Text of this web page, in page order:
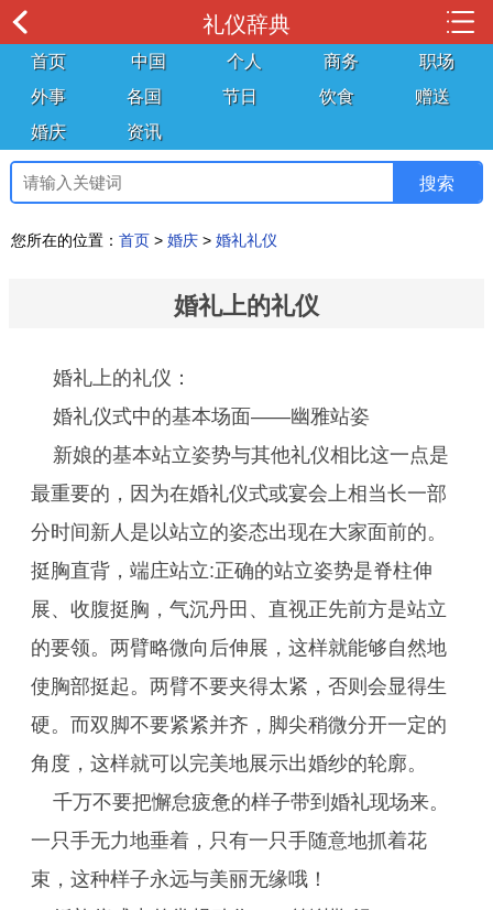
礼仪辞典
首页 中国 个人 商务
职场
外事
各国 节日 饮食
赠送
婚庆
资讯
您所在的位置： 首页 > 婚庆 > 婚礼礼仪
婚礼上的礼仪
婚礼上的礼仪：
婚礼仪式中的基本场面——幽雅站姿
新娘的基本站立姿势与其他礼仪相比这一点是
最重要的，因为在婚礼仪式或宴会上相当长一部
分时间新人是以站立的姿态出现在大家面前的。
挺胸直背，端庄站立:正确的站立姿势是脊柱伸
展、收腹挺胸，气沉丹田、直视正先前方是站立
的要领。两臂略微向后伸展，这样就能够自然地
使胸部挺起。两臂不要夹得太紧，否则会显得生
硬。而双脚不要紧紧并齐，脚尖稍微分开一定的
角度，这样就可以完美地展示出婚纱的轮廓。
千万不要把懈怠疲惫的样子带到婚礼现场来。
一只手无力地垂着，只有一只手随意地抓着花
束，这种样子永远与美丽无缘哦！